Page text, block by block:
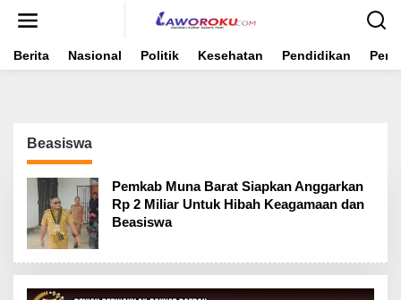
Berita Nasional Politik Kesehatan Pendidikan
Beasiswa
Pemkab Muna Barat Siapkan Anggarkan
Rp 2 Miliar Untuk Hibah Keagamaan dan
Beasiswa